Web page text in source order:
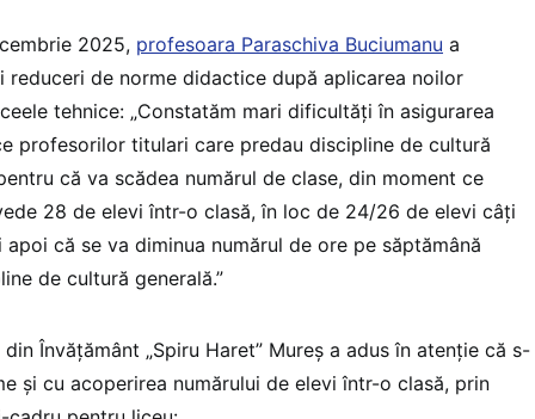
2025, profesoara Paraschiva Buciumanu a
reduceri de norme didactice după aplicarea noilor
tehnice: „Constatăm mari dificultăți în asigurarea
profesorilor titulari care predau discipline de cultură
că va scădea numărul de clase, din moment ce
28 de elevi într-o clasă, în loc de 24/26 de elevi câți
apoi că se va diminua numărul de ore pe săptămână
de cultură generală.”
Învățământ „Spiru Haret” Mureș a adus în atenție că s-
și cu acoperirea numărului de elevi într-o clasă, prin